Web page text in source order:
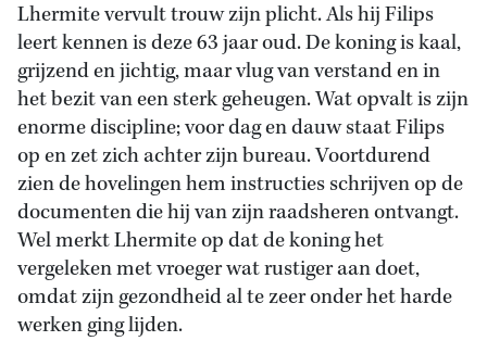
Lhermite vervult trouw zijn plicht. Als hij Filips
leert kennen is deze 63 jaar oud. De koning is kaal,
grijzend en jichtig, maar vlug van verstand en in
het bezit van een sterk geheugen. Wat opvalt is zijn
enorme discipline; voor dag en dauw staat Filips
op en zet zich achter zijn bureau. Voortdurend
zien de hovelingen hem instructies schrijven op de
documenten die hij van zijn raadsheren ontvangt.
Wel merkt Lhermite op dat de koning het
vergeleken met vroeger wat rustiger aan doet,
omdat zijn gezondheid al te zeer onder het harde
werken ging lijden.